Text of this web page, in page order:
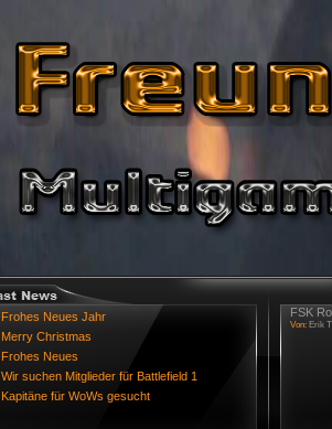
Frohes Neues Jahr
Merry Christmas
Frohes Neues
Wir suchen Mitglieder für Battlefield 1
Kapitäne für WoWs gesucht
FSK
Von: Erik